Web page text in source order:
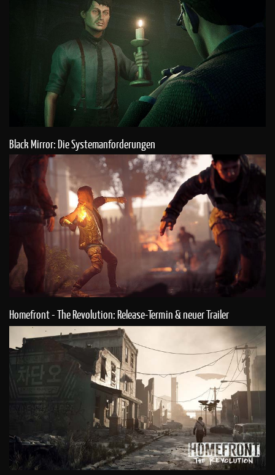
Black Mirror: Die Systemanforderungen
Homefront - The Revolution: Release-Termin & neuer Trailer